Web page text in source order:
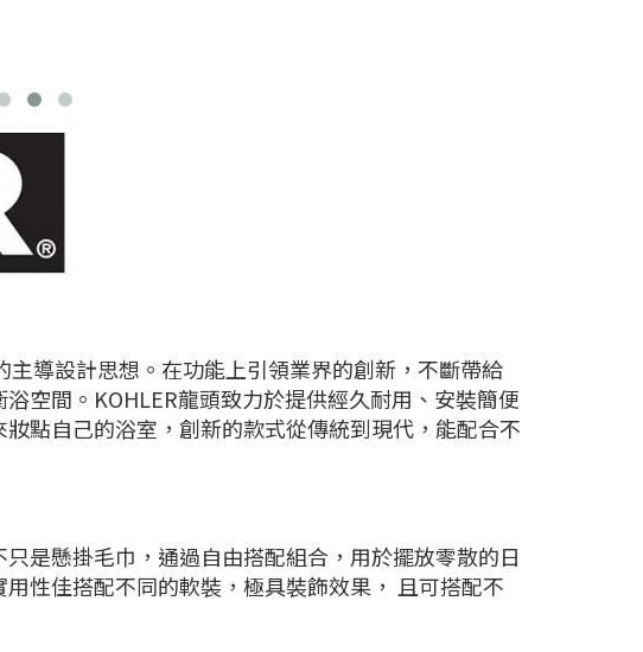
導設計思想。在功能上引領業界的創新，不斷帶給
空間。KOHLER龍頭致力於提供經久耐用、安裝簡便
點自己的浴室，創新的款式從傳統到現代，能配合不
是懸掛毛巾，通過自由搭配組合，用於擺放零散的日
性佳搭配不同的軟裝，極具裝飾效果， 且可搭配不